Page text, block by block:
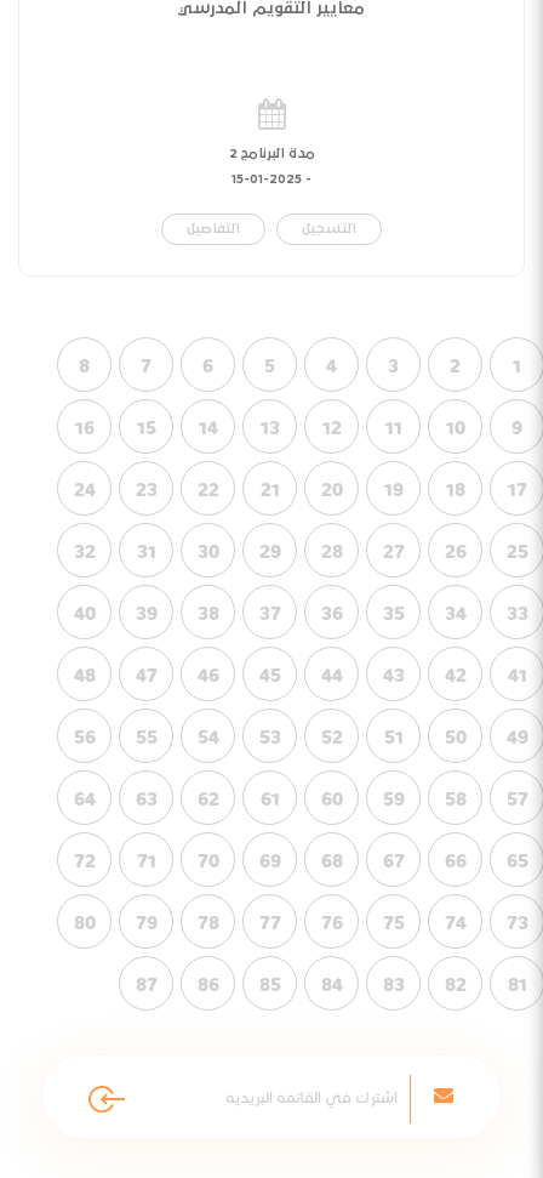
معايير التقويم المدرسي
مدة البرنامج 2
-
15-01-2025
التسجيل التفاصيل
1
2
3
4
5
6
7
8
9
10
11
12
13
14
15
16
17
18
19
20
21
22
23
24
25
26
27
28
29
30
31
32
33
34
35
36
37
38
39
40
41
42
43
44
45
46
47
48
49
50
51
52
53
54
55
56
57
58
59
60
61
62
63
64
65
66
67
68
69
70
71
72
73
74
75
76
77
78
79
80
81
82
83
84
85
86
87